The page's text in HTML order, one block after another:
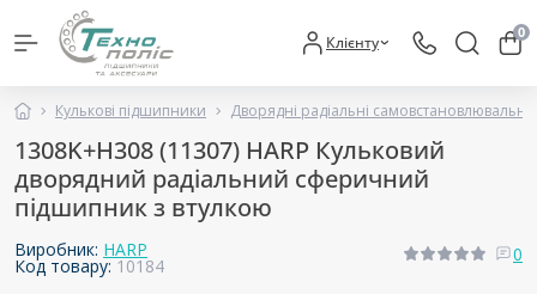
Клієнту 0
Кулькові підшипники Дворядні радіальні
1308K+H308 (11307) HARP Кульковий
дворядний радіальний сферичний
підшипник з втулкою
Виробник: HARP
Код товару:10184
0